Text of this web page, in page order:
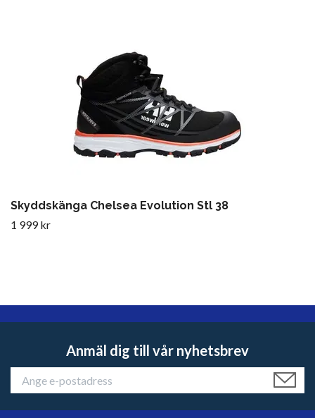
Skyddskänga Chelsea Evolution Stl 38
1 999 kr
Anmäl dig till vår nyhetsbrev